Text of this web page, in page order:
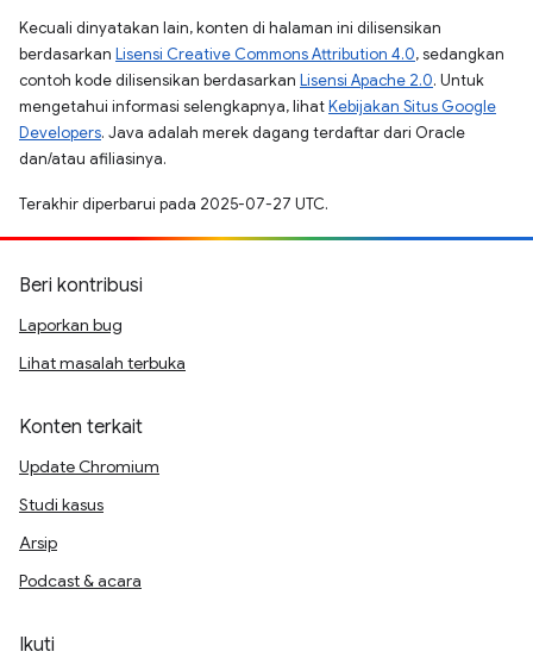
Kecuali dinyatakan lain, konten di halaman ini dilisensikan
berdasarkan Lisensi Creative Commons Attribution 4.0, sedangkan
contoh kode dilisensikan berdasarkan Lisensi Apache 2.0. Untuk
mengetahui informasi selengkapnya, lihatKebijakan Situs Google
Developers. Java adalah merek dagang terdaftar dari Oracle
dan/atau afiliasinya.
Terakhir diperbarui pada 2025-07-27 UTC.
Beri kontribusi
Laporkan bug
Lihat masalah terbuka
Konten terkait
Update Chromium
Studi kasus
Arsip
Podcast & acara
Ikuti